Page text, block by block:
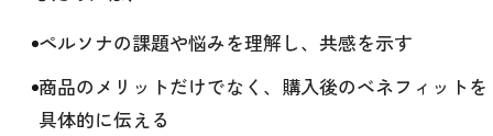
ペルソナの課題や悩みを理解し、共感を示す
商品のメリットだけでなく、購入後のベネフィットを
具体的に伝える